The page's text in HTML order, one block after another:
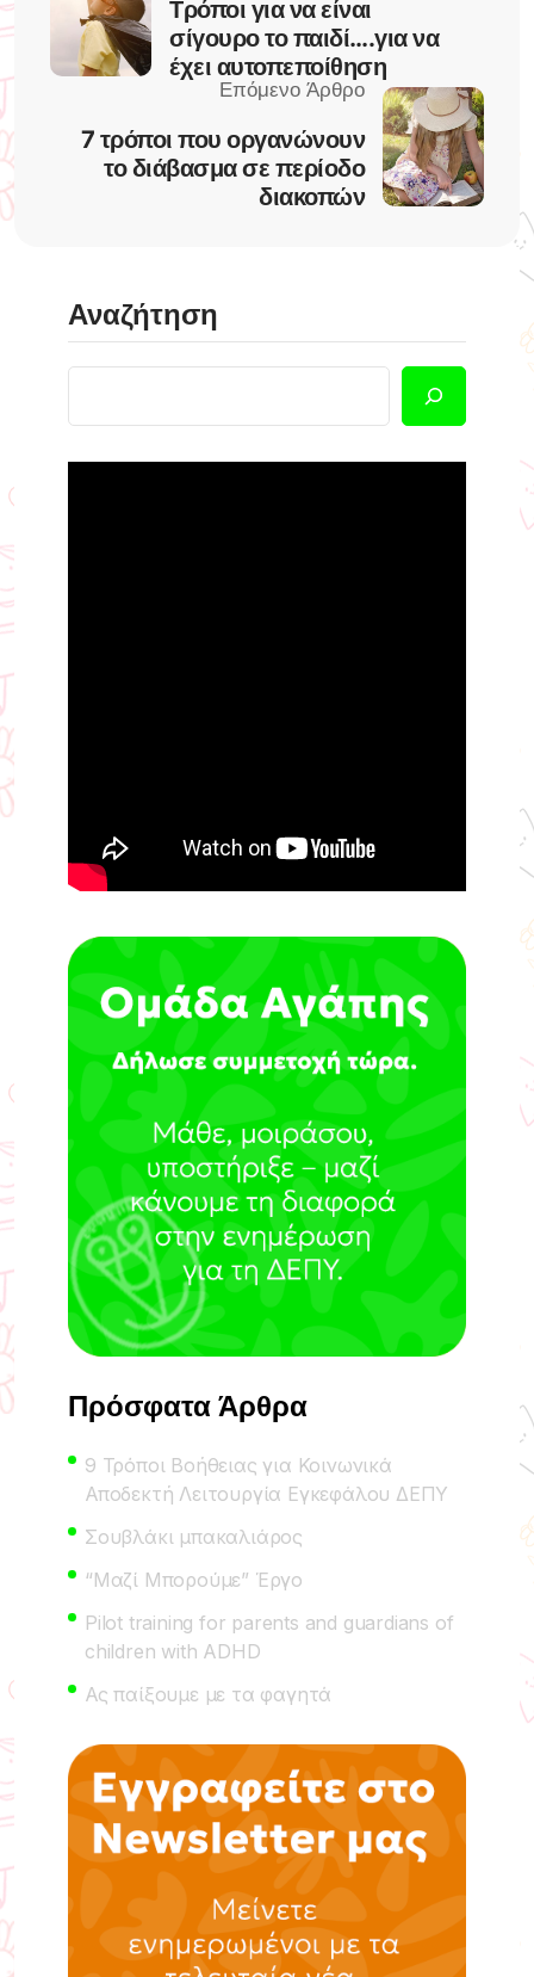
Τρόποι για να είναι
σίγουρο το παιδί….για να
έχει αυτοπεποίθηση
7 τρόποι που οργανώνουν
το διάβασμα σε περίοδο
διακοπών
Αναζήτηση
Πρόσφατα Άρθρα
9 Τρόποι Βοήθειας για Κοινωνικά
Αποδεκτή Λειτουργία Εγκεφάλου ΔΕΠΥ
Σουβλάκι μπακαλιάρος
“Μαζί Μπορούμε” Έργο
Pilot training for parents and guardians of
children with ADHD
Ας παίξουμε με τα φαγητά